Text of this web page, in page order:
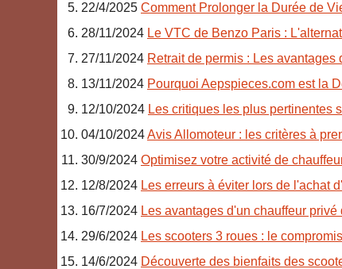
22/4/2025 Comment Prolonger la Durée de
28/11/2024 Le VTC de Benzo Paris :
27/11/2024 Retrait de permis : Les
13/11/2024 Pourquoi Aepspieces.com est la
12/10/2024 Les critiques les plus pertinentes
04/10/2024Avis Allomoteur : les critères à
30/9/2024 Optimisez votre activité de
12/8/2024 Les erreurs à éviter lors de l'achat
16/7/2024 Les avantages d'un chauffeur
29/6/2024 Les scooters 3 roues : le
14/6/2024 Découverte des bienfaits des